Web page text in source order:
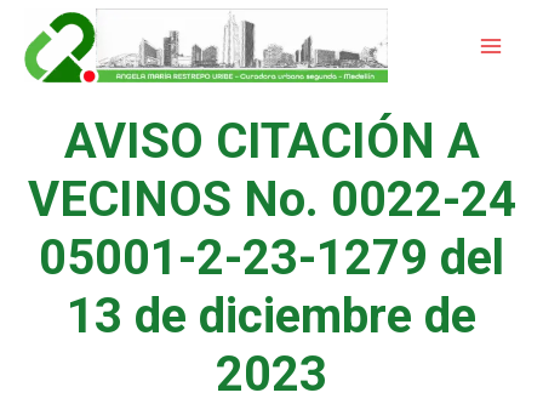
contenido
AVISO CITACIÓN A
VECINOS No. 0022-24
05001-2-23-1279 del
13 de diciembre de
2023